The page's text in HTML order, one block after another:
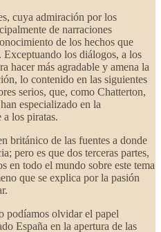
cuya admiración por los
de narraciones
de los hechos que
los diálogos, a los
hacer más agradable y amena la
lo contenido en las siguientes
serios, que, como Chatterton,
especializado en la
los piratas.
británico de las fuentes a donde
pero es que dos terceras partes,
en todo el mundo sobre este tema
que se explica por la pasión
podíamos olvidar el papel
España en la apertura de las